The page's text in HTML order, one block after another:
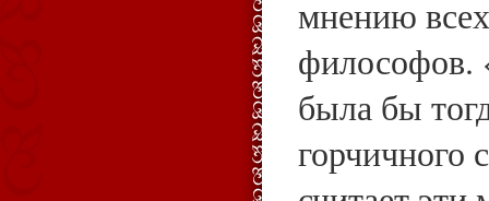
мнению
философов.
была бы
горчичного